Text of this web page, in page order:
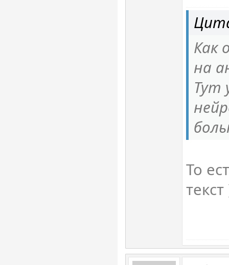
Как
на
Тут
То
текст